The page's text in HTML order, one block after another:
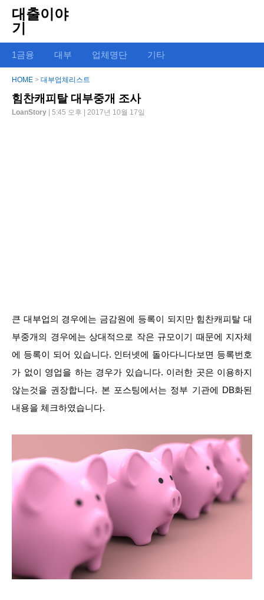
대출이야
기
1금융 대부 업체명단 기타
HOME > 대부업체리스트
힘찬캐피탈 대부중개 조사
LoanStory | 5:45 오후 | 2017년 10월 17일
큰 대부업의 경우에는 금감원에 등록이 되지만 힘찬캐피탈 대
부중개의 경우에는 상대적으로 작은 규모이기 때문에 지자체
에 등록이 되어 있습니다. 인터넷에 돌아다니다보면 등록번호
가 없이 영업을 하는 경우가 있습니다. 이러한 곳은 이용하지
않는것을 권장합니다. 본 포스팅에서는 정부 기관에 DB화된
내용을 체크하였습니다.